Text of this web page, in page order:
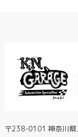
〒238-0101 神奈川